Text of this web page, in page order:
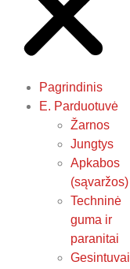
Pagrindinis
E. Parduotuvė
Žarnos
Jungtys
Apkabos
(sąvaržos)
Techninė
guma ir
paranitai
Gesintuvai